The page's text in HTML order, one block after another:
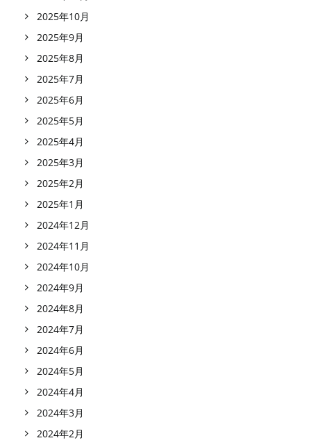
2025年10月
2025年9月
2025年8月
2025年7月
2025年6月
2025年5月
2025年4月
2025年3月
2025年2月
2025年1月
2024年12月
2024年11月
2024年10月
2024年9月
2024年8月
2024年7月
2024年6月
2024年5月
2024年4月
2024年3月
2024年2月